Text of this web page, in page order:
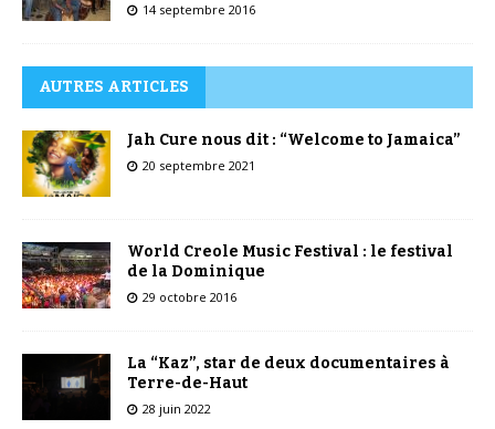
14 septembre 2016
AUTRES ARTICLES
Jah Cure nous dit : “Welcome to Jamaica”
20 septembre 2021
World Creole Music Festival : le festival
de la Dominique
29 octobre 2016
La “Kaz”, star de deux documentaires à
Terre-de-Haut
28 juin 2022